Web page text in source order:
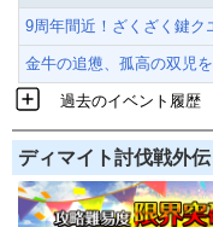
9周年間近！ざくざく鍵ク
金牛の追憊、孤高の双児
過去のイベント履歴
ディマイト討伐戦外